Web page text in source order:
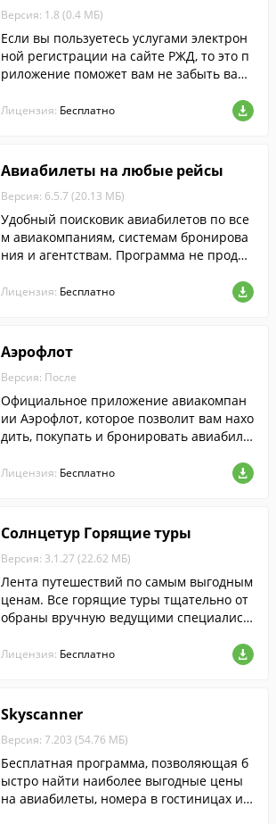
Версия: 1.8 (0.4 МБ)
Если вы пользуетесь услугами электрон
ной регистрации на сайте РЖД, то это п
риложение поможет вам не забыть ваш
н и место.
Лицензия: Бесплатно
Авиабилеты на любые рейсы
Версия: 6.5.7 (20.13 МБ)
Удобный поисковик авиабилетов по все
м авиакомпаниям, системам бронирова
ния и агентствам. Программа не продае
пить по самым выгодным ценам.
Лицензия: Бесплатно
Аэрофлот
Версия: После
Официальное приложение авиакомпан
ии Аэрофлот, которое позволит вам нахо
дить, покупать и бронировать авиабиле
Лицензия: Бесплатно
Солнцетур Горящие туры
Версия: 3.1.27 (22.62 МБ)
Лента путешествий по самым выгодным
ценам. Все горящие туры тщательно от
обраны вручную ведущими специалист
оссийских туроператоров.
Лицензия: Бесплатно
Skyscanner
Версия: 7.203 (54.76 МБ)
Бесплатная программа, позволяющая б
ыстро найти наиболее выгодные цены
на авиабилеты, номера в гостиницах и а